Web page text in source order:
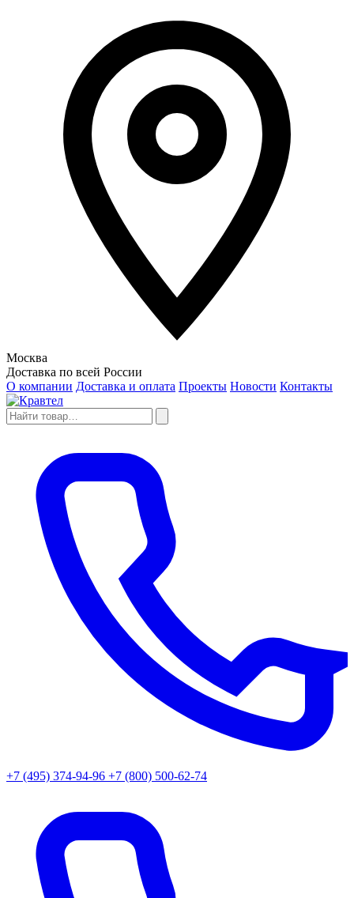
Москва
Доставка по всей России
О компании Доставка и оплата Проекты Новости Контакты
+7 (495) 374-94-96 +7 (800) 500-62-74